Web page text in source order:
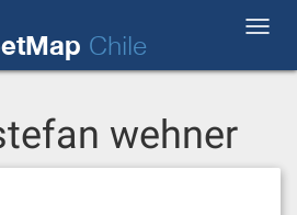
Chile
wehner